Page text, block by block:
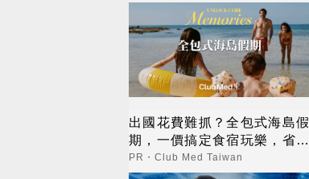
出國花費難抓？全包式海島假
期，一價搞定食宿玩樂，省錢
更省心！
PR・Club Med Taiwan